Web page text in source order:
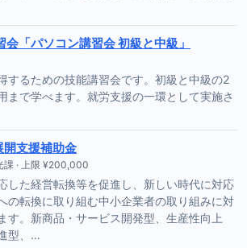
「パソコン講習会 初級と中級」
するための技能講習会です。初級と中級の2
まで学べます。就労支援の一環として実施さ
支援補助金
課 · 上限 ¥200,000
した経営転換等を促進し、新しい時代に対応
の転換に取り組む中小企業者の取り組みに対
す。新商品・サービス開発型、生産性向上
型、…